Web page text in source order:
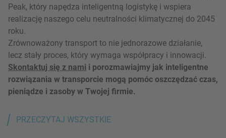
Peak, który napędza inteligentną logistykę i wspiera
realizację naszego celu neutralności klimatycznej do 2045
roku.
Zrównoważony transport to nie jednorazowe działanie,
lecz stały proces, który wymaga współpracy i innowacji.
Skontaktuj się z nami i porozmawiajmy jak inteligentne
rozwiązania w transporcie mogą pomóc oszczędzać czas,
pieniądze i zasoby w Twojej firmie.
PRZECZYTAJ WSZYSTKIE